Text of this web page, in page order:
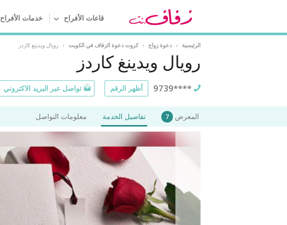
قاعات الأفراح خدمات الأفراح
الرئيسية › دعوة زواج › كروت دعوة الزفاف في الكويت › رويال ويدينغ كاردز
رويال ويدينغ كاردز
9739**** أظهر الرقم تواصل عبر البريد الاكتروني
المعرض 7 تفاصيل الخدمة معلومات التواصل